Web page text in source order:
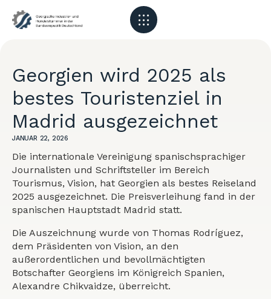
Georgien wird 2025 als
bestes Touristenziel in
Madrid ausgezeichnet
JANUAR 22, 2026
Die internationale Vereinigung spanischsprachiger
Journalisten und Schriftsteller im Bereich
Tourismus, Vision, hat Georgien als bestes Reiseland
2025 ausgezeichnet. Die Preisverleihung fand in der
spanischen Hauptstadt Madrid statt.
Die Auszeichnung wurde von Thomas Rodríguez,
dem Präsidenten von Vision, an den
außerordentlichen und bevollmächtigten
Botschafter Georgiens im Königreich Spanien,
Alexandre Chikvaidze, überreicht.